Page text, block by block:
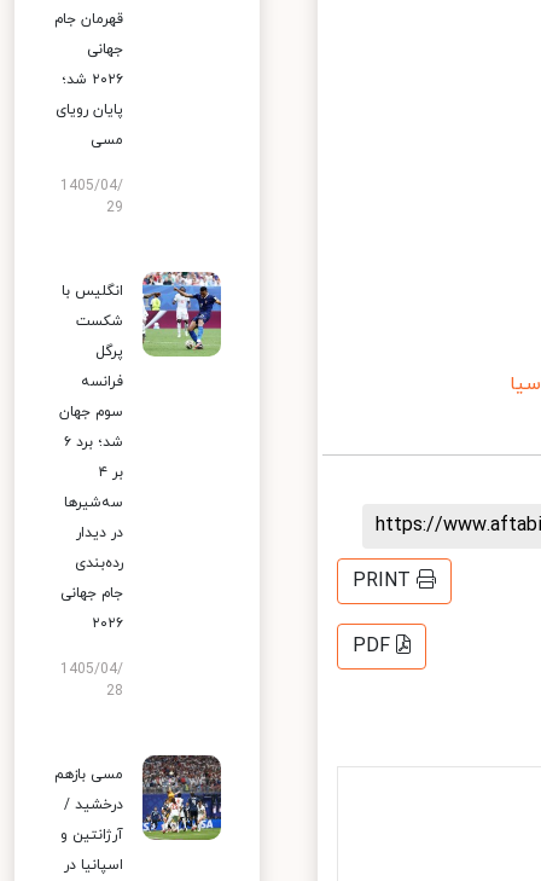
https://
PRINT
PDF
قهرمان جام
جهانی
۲۰۲۶ شد؛
پایان رویای
مسی
1405/04/
29
انگلیس با
شکست
پرگل
فرانسه
سوم جهان
شد؛ برد ۶
بر ۴
سه‌شیرها
در دیدار
رده‌بندی
جام جهانی
۲۰۲۶
1405/04/
28
مسی بازهم
درخشید /
آرژانتین و
اسپانیا در